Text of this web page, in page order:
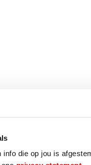
die op jou is